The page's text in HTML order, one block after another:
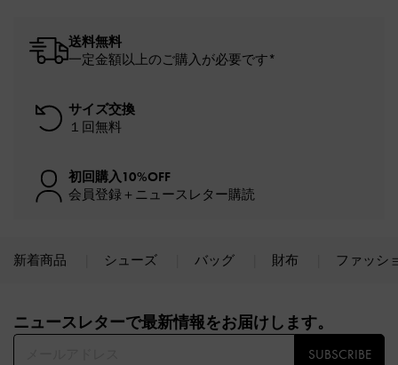
送料無料
一定金額以上のご購入が必要です*
サイズ交換
１回無料
初回購入10%OFF
会員登録＋ニュースレター購読
新着商品 シューズ バッグ 財布 ファッシ
ニュースレターで最新情報をお届けします。​
SUBSCRIBE